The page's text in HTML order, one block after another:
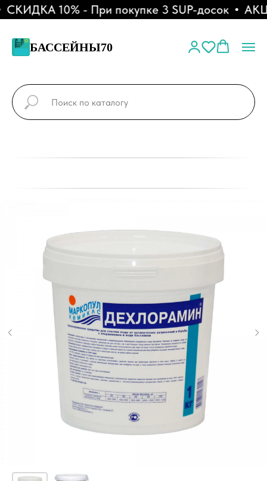
10% - При покупке 3 SUP-досок
БАССЕЙНЫ70